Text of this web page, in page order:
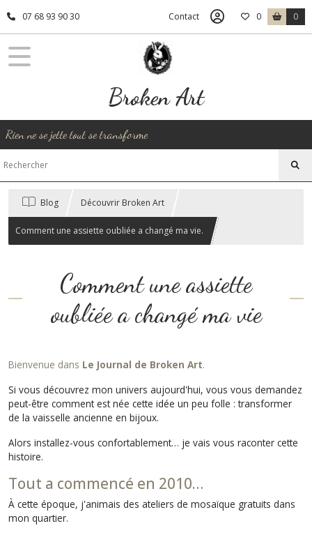
07 68 93 90 30 Contact 0 0
Broken Art
Rien ne se jette tout se transforme
Blog Découvrir Broken Art
Comment une assiette oubliée a changé ma vie.
Comment une assiette
oubliée a changé ma vie
Bienvenue dans Le Journal de Broken Art.
Si vous découvrez mon univers aujourd'hui, vous vous demandez
peut-être comment est née cette idée un peu folle : transformer
de la vaisselle ancienne en bijoux.
Alors installez-vous confortablement… je vais vous raconter cette
histoire.
Tout a commencé en 2010…
À cette époque, j'animais des ateliers de mosaïque gratuits dans
mon quartier.